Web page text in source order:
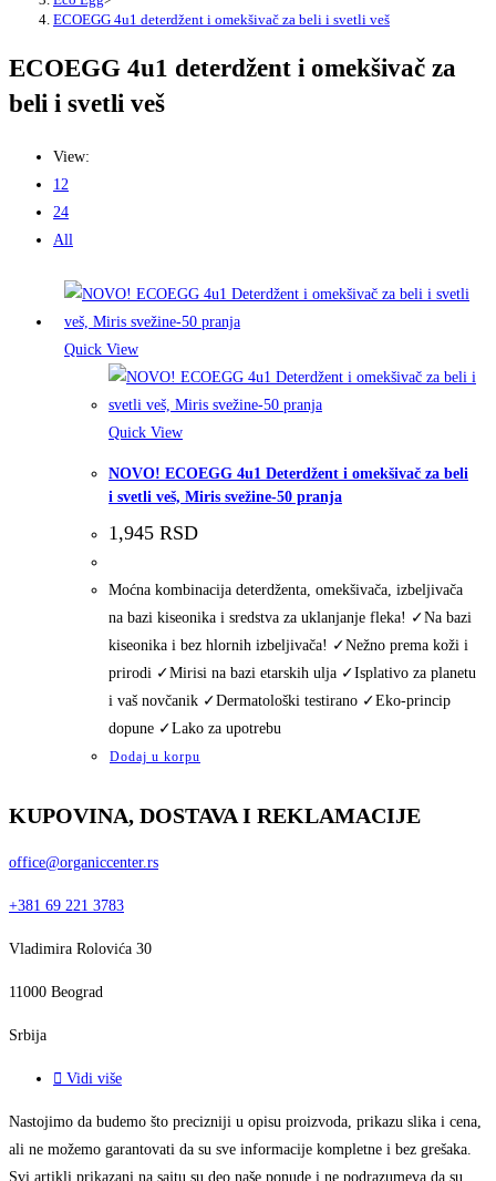
ECOEGG 4u1 deterdžent i omekšivač za beli i svetli veš
ECOEGG 4u1 deterdžent i omekšivač za
beli i svetli veš
View:
12
24
All
Quick View
Quick View
NOVO! ECOEGG 4u1 Deterdžent i omekšivač za beli
i svetli veš, Miris svežine-50 pranja
1,945 RSD
Moćna kombinacija deterdženta, omekšivača, izbeljivača
na bazi kiseonika i sredstva za uklanjanje fleka! ✓Na bazi
kiseonika i bez hlornih izbeljivača! ✓Nežno prema koži i
prirodi ✓Mirisi na bazi etarskih ulja ✓Isplativo za planetu
i vaš novčanik ✓Dermatološki testirano ✓Eko-princip
dopune ✓Lako za upotrebu
Dodaj u korpu
KUPOVINA, DOSTAVA I REKLAMACIJE
office@organiccenter.rs
+381 69 221 3783
Vladimira Rolovića 30
11000 Beograd
Srbija
Vidi više
Nastojimo da budemo što precizniji u opisu proizvoda, prikazu slika i cena,
ali ne možemo garantovati da su sve informacije kompletne i bez grešaka.
Svi artikli prikazani na sajtu su deo naše ponude i ne podrazumeva da su